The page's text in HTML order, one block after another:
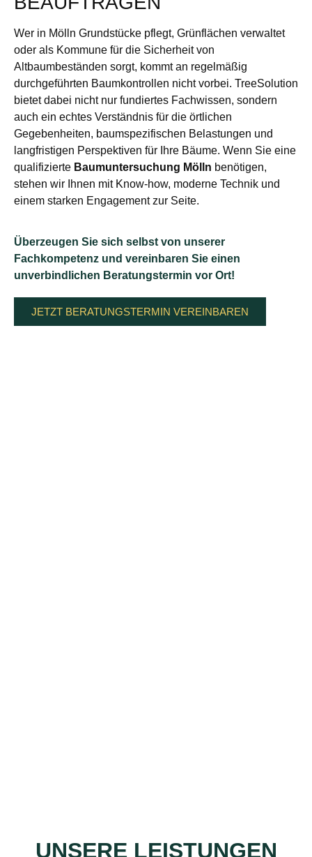
Wer in Mölln Grundstücke pflegt, Grünflächen verwaltet
oder als Kommune für die Sicherheit von
Altbaumbeständen sorgt, kommt an regelmäßig
durchgeführten Baumkontrollen nicht vorbei. TreeSolution
bietet dabei nicht nur fundiertes Fachwissen, sondern
auch ein echtes Verständnis für die örtlichen
Gegebenheiten, baumspezifischen Belastungen und
langfristigen Perspektiven für Ihre Bäume. Wenn Sie eine
qualifizierte Baumuntersuchung Mölln benötigen,
stehen wir Ihnen mit Know-how, moderne Technik und
einem starken Engagement zur Seite.
Überzeugen Sie sich selbst von unserer
Fachkompetenz und vereinbaren Sie einen
unverbindlichen Beratungstermin vor Ort!
JETZT BERATUNGSTERMIN VEREINBAREN
UNSERE LEISTUNGEN